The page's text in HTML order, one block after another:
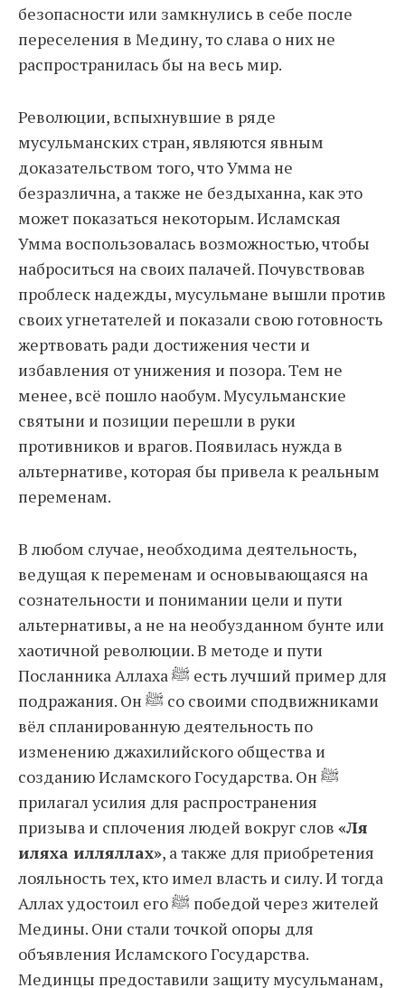
безопасности или замкнулись в себе после
переселения в Медину, то слава о них не
распространилась бы на весь мир.
Революции, вспыхнувшие в ряде
мусульманских стран, являются явным
доказательством того, что Умма не
безразлична, а также не бездыханна, как это
может показаться некоторым. Исламская
Умма воспользовалась возможностью, чтобы
наброситься на своих палачей. Почувствовав
проблеск надежды, мусульмане вышли против
своих угнетателей и показали свою готовность
жертвовать ради достижения чести и
избавления от унижения и позора. Тем не
менее, всё пошло наобум. Мусульманские
святыни и позиции перешли в руки
противников и врагов. Появилась нужда в
альтернативе, которая бы привела к реальным
переменам.
В любом случае, необходима деятельность,
ведущая к переменам и основывающаяся на
сознательности и понимании цели и пути
альтернативы, а не на необузданном бунте или
хаотичной революции. В методе и пути
Посланника Аллаха ﷺ есть лучший пример для
подражания. Он ﷺ со своими сподвижниками
вёл спланированную деятельность по
изменению джахилийского общества и
созданию Исламского Государства. Он ﷺ
прилагал усилия для распространения
призыва и сплочения людей вокруг слов «Ля
иляха илляллах», а также для приобретения
лояльность тех, кто имел власть и силу. И тогда
Аллах удостоил его ﷺ победой через жителей
Медины. Они стали точкой опоры для
объявления Исламского Государства.
Мединцы предоставили защиту мусульманам,